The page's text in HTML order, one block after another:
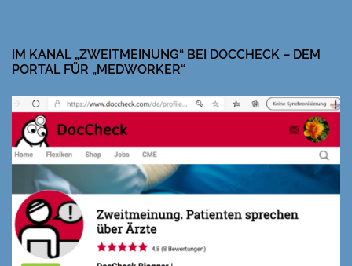
IM KANAL „ZWEITMEINUNG“ BEI DOCCHECK – DEM
PORTAL FÜR „MEDWORKER“